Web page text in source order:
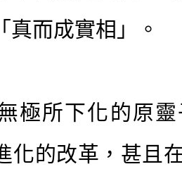
真而成實相」。
極所下化的原
化的改革，甚且